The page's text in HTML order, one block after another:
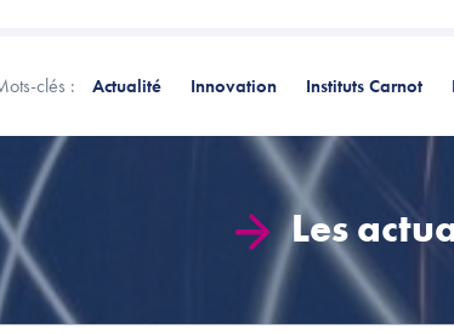
clés : Actualité Innovation Instituts Carnot
Les